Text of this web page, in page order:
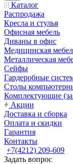
Каталог
Распродажа
Кресла и стулья
Офисная мебель
Диваны в офис
Медицинская
Металлическая
Сейфы
Гардеробные
Столы
Комплектующие
Акции
Доставка и сборка
Оплата и скидки
Гарантия
Контакты
+7(4212) 209-609
Задать вопрос